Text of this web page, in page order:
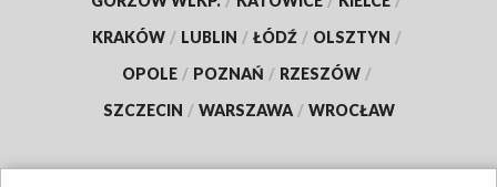
KRAKÓW / LUBLIN / ŁÓDŹ / OLSZTYN /
OPOLE / POZNAŃ / RZESZÓW /
SZCZECIN / WARSZAWA / WROCŁAW